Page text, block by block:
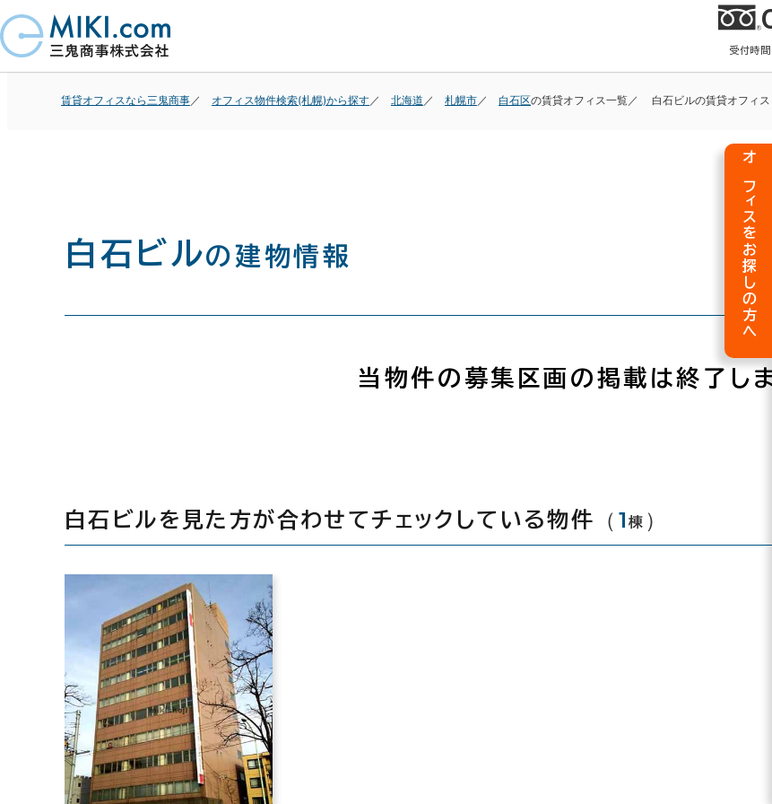
受付時
賃貸オフィスなら三鬼商事 オフィス物件検索(札幌)から探す 北海道 札幌市 白石区の賃貸オフィス一覧 白石ビルの賃貸オフィス
白石ビルの建物情報
当物件の募集区画の掲載は終了し
白石ビルを見た方が合わせてチェックしている物件 （ 1棟 ）
オフィスをお探しの方へ